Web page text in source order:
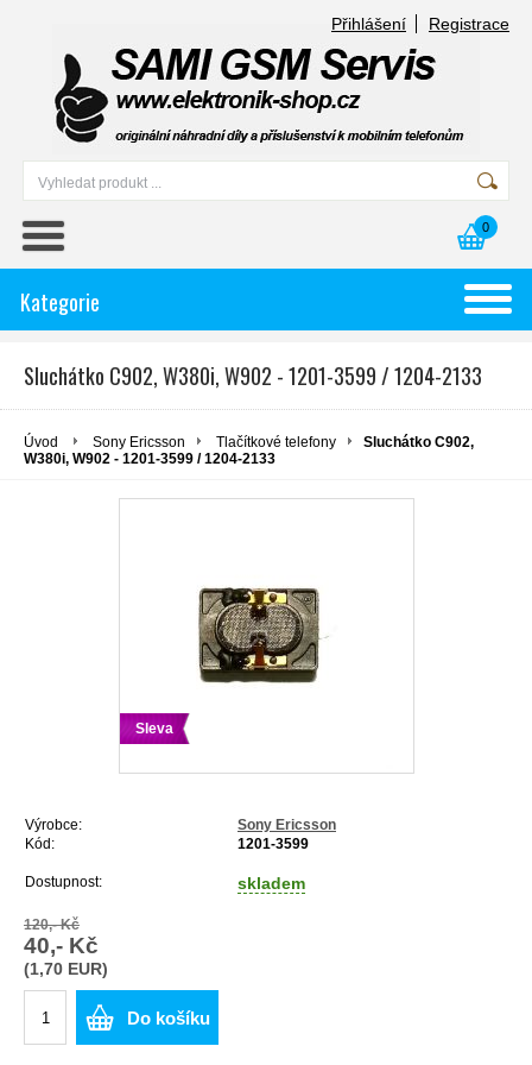
Přihlášení Registrace
0
Kategorie
Sluchátko C902, W380i, W902 - 1201-3599 / 1204-2133
Úvod Sony Ericsson Tlačítkové telefony
Sluchátko C902,
W380i, W902 - 1201-3599 / 1204-2133
Sleva
Výrobce:
Sony Ericsson
Kód:
1201-3599
Dostupnost: skladem
120,- Kč
40,- Kč
(1,70 EUR)
Do košíku